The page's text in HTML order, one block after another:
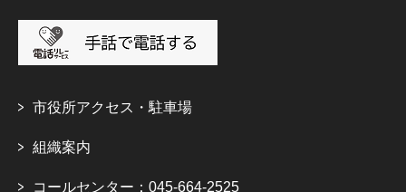
市役所アクセス・駐車場
組織案内
コールセンター：045-664-2525